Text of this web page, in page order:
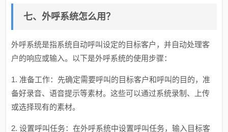
七、外呼系统怎么用？
外呼系统是指系统自动呼叫设定的目标客户，并自动处理客
户的响应或输入。以下是外呼系统的使用步骤：
1. 准备工作：先确定需要呼叫的目标客户和呼叫的目的，准
备好录音、语音提示等素材。这些可以通过系统录制、上传
或选择现有的素材。
2. 设置呼叫任务：在外呼系统中设置呼叫任务，输入目标客